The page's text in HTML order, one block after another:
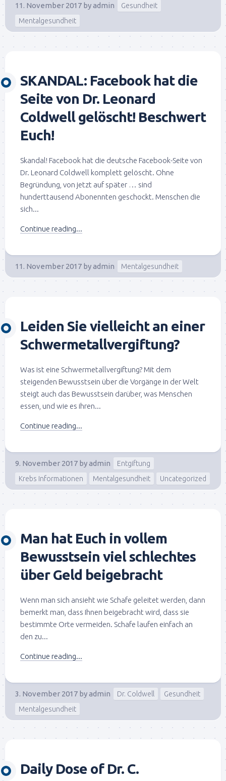
11. November 2017 byadmin
Gesundheit
Mentalgesundheit
SKANDAL: Facebook hat die
Seite von Dr. Leonard
Coldwell gelöscht! Beschwert
Euch!
Skandal! Facebook hat die deutsche Facebook-Seite von
Dr. Leonard Coldwell komplett gelöscht. Ohne
Begründung, von jetzt auf später … sind
hunderttausend Abonennten geschockt. Menschen die
sich...
Continue reading...
11. November 2017 byadmin Mentalgesundheit
Leiden Sie vielleicht an einer
Schwermetallvergiftung?
Was ist eine Schwermetallvergiftung? Mit dem
steigenden Bewusstsein über die Vorgänge in der Welt
steigt auch das Bewusstsein darüber, was Menschen
essen, und wie es ihren...
Continue reading...
9. November 2017 byadmin
Entgiftung
Krebs Informationen
Mentalgesundheit Uncategorized
Man hat Euch in vollem
Bewusstsein viel schlechtes
über Geld beigebracht
Wenn man sich ansieht wie Schafe geleitet werden, dann
bemerkt man, dass Ihnen beigebracht wird, dass sie
bestimmte Orte vermeiden. Schafe laufen einfach an
den zu...
Continue reading...
3. November 2017 byadmin Dr. Coldwell
Gesundheit
Mentalgesundheit
Daily Dose of Dr. C.